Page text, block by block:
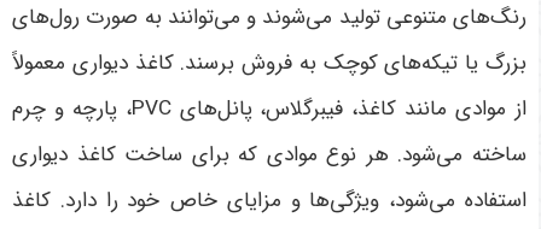
رنگ‌های متنوعی تولید می‌شوند و می‌توانند به صورت رول‌های
بزرگ یا تیکه‌های کوچک به فروش برسند. کاغذ دیواری معمولاً
از موادی مانند کاغذ، فیبر‌گلاس، پانل‌هایPVC، پارچه و چرم
ساخته می‌شود. هر نوع موادی که برای ساخت کاغذ دیواری
استفاده می‌شود، ویژگی‌ها و مزایای خاص خود را دارد. کاغذ